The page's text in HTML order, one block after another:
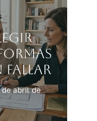
fallar
de abril de